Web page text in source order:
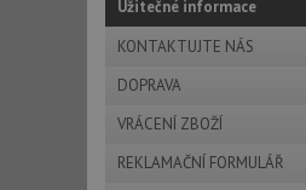
Užitečné informace
KONTAKTUJTE NÁS
DOPRAVA
VRÁCENÍ ZBOŽÍ
REKLAMAČNÍ FORMULÁŘ